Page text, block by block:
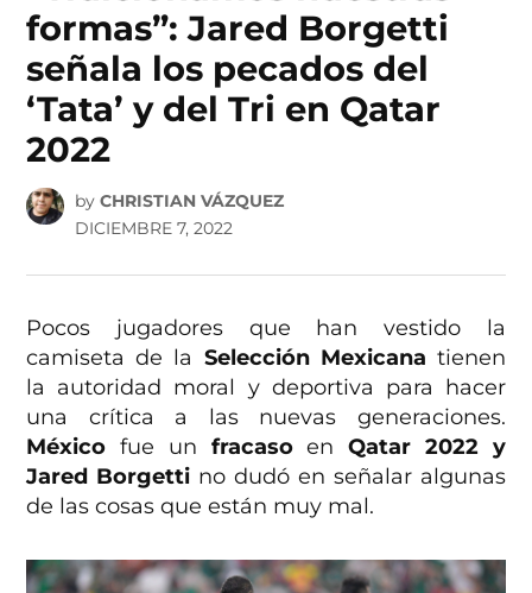
formas”: Jared Borgetti
señala los pecados del
‘Tata’ y del Tri en Qatar
2022
by CHRISTIAN VÁZQUEZ
DICIEMBRE 7, 2022
Pocos jugadores que han vestido la
camiseta de la Selección Mexicana tienen
la autoridad moral y deportiva para hacer
una crítica a las nuevas generaciones.
Méxicofue un fracasoen Qatar 2022 y
Jared Borgetti no dudó en señalar algunas
de las cosas que están muy mal.